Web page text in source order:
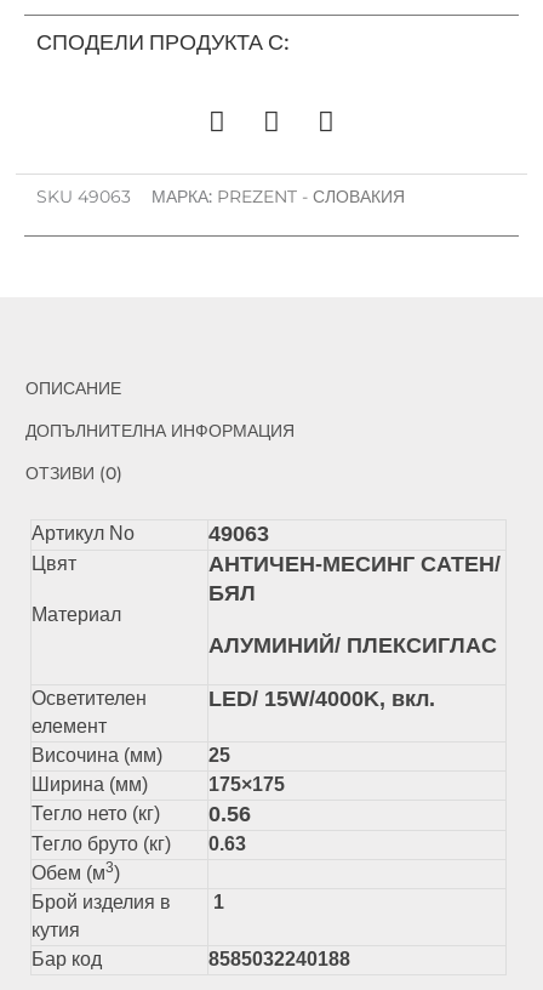
LENYS
49063
СПОДЕЛИ ПРОДУКТА С:
SKU 49063 МАРКА: PREZENT - СЛОВАКИЯ
ОПИСАНИЕ
ДОПЪЛНИТЕЛНА ИНФОРМАЦИЯ
ОТЗИВИ (0)
Артикул No 49063
Цвят
Материал
АНТИЧЕН-МЕСИНГ САТЕН/
БЯЛ
АЛУМИНИЙ/ ПЛЕКСИГЛАС
Осветителен
елемент
LED/ 15W/4000K, вкл.
Височина (мм)
25
Ширина (мм)
175×175
Тегло нето (кг)
0.56
Тегло бруто (кг)
0.63
Обем (м3)
Брой изделия в
кутия
1
Бар код 8585032240188